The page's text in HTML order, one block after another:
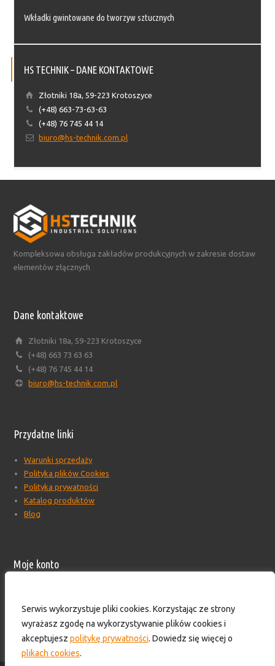
Serwis wykorzystuje pliki cookies. Korzystając ze strony
wyrażasz zgodę na wykorzystywanie plików cookies i
akceptujesz politykę prywatności. Dowiedz się więcej o
plikach cookies.
Wkładki gwintowane do tworzyw sztucznych
HS TECHNIK – DANE KONTAKTOWE
Złotniki 18a, 59-223 Krotoszyce
(+48) 663-73-63-63
(+48) 76 745 44 14
biuro@hs-technik.com.pl
Kompleksowa obsługa zakładów produkcyjnych w zakresie dostaw
elementów złącznych
Dane kontaktowe
Złotniki 18a, 59-223 Krotoszyce
(+48) 663 73 63 63
(+48) 76 745 44 14
biuro@hs-technik.com.pl
Przydatne linki
Warunki sprzedaży
Polityka plików Cookies
Polityka prywatności
Katalog produktów
Blog
Moje konto
Formularz wyceny produktów
Skontaktuj się z nami!